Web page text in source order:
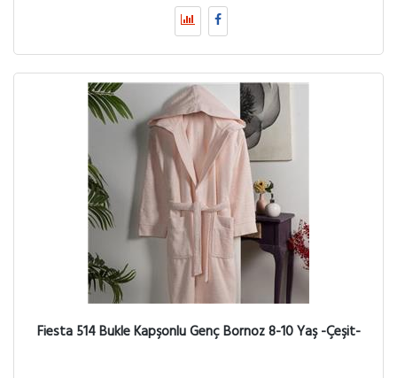
Fiesta 514 Bukle Kapşonlu Genç Bornoz 8-10 Yaş -Çeşit-